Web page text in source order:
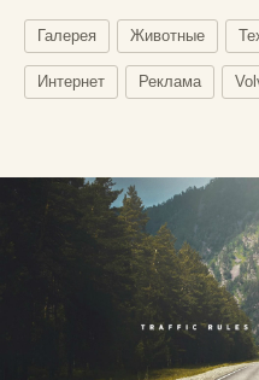
Галерея Животные
Интернет Реклама